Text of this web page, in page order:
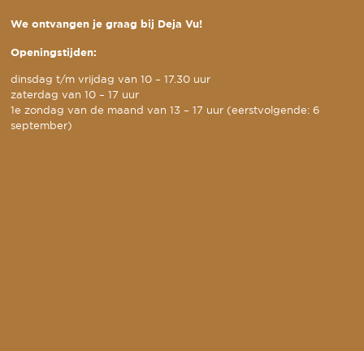
We ontvangen je graag bij Deja Vu!
Openingstijden:
dinsdag t/m vrijdag van 10 – 17.30 uur
zaterdag van 10 – 17 uur
1e zondag van de maand van 13 – 17 uur (eerstvolgende: 6
september)